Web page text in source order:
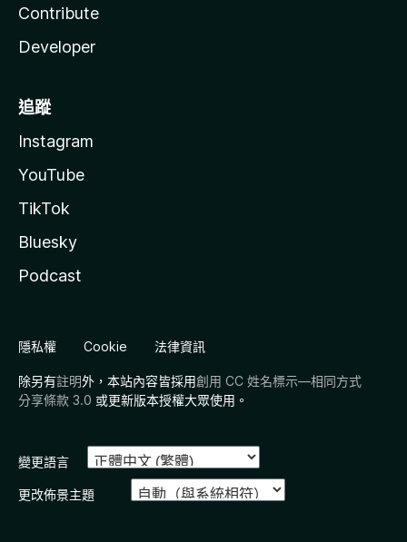
Contribute
Developer
追蹤
Instagram
YouTube
TikTok
Bluesky
Podcast
隱私權 Cookie 法律資訊
除另有註明外，本站內容皆採用創用 CC 姓名標示—相同方式
分享條款 3.0 或更新版本授權大眾使用。
變更語言
更改佈景主題